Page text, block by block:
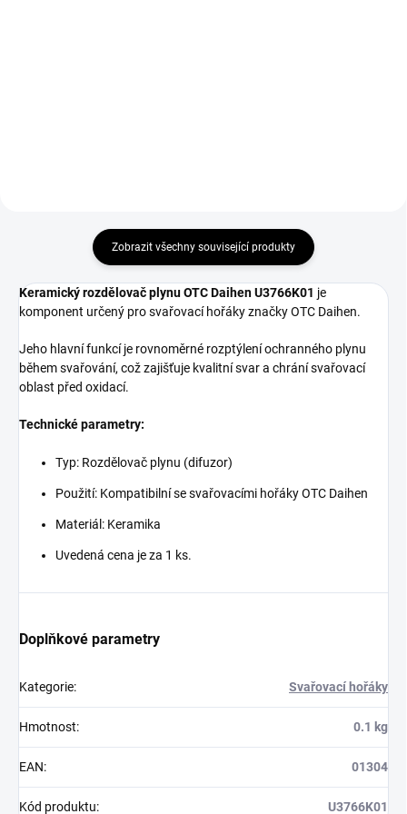
Zobrazit všechny související produkty
Keramický rozdělovač plynu OTC Daihen U3766K01 je
komponent určený pro svařovací hořáky značky OTC Daihen.
Jeho hlavní funkcí je rovnoměrné rozptýlení ochranného plynu
během svařování, což zajišťuje kvalitní svar a chrání svařovací
oblast před oxidací.
Technické parametry:
Typ: Rozdělovač plynu (difuzor)
Použití: Kompatibilní se svařovacími hořáky OTC Daihen
Materiál: Keramika
Uvedená cena je za 1 ks.
Doplňkové parametry
Kategorie: Svařovací hořáky
Hmotnost: 0.1 kg
EAN: 01304
Kód produktu: U3766K01